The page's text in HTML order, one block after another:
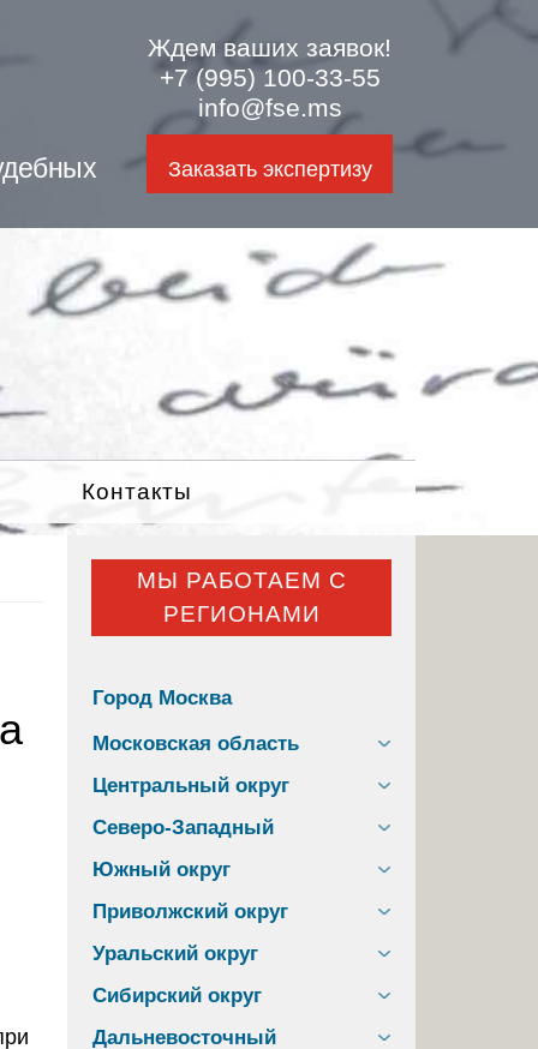
Ждем ваших заявок!
+7 (995) 100-33-55
info@fse.ms
Заказать экспертизу
Контакты
МЫ РАБОТАЕМ С
РЕГИОНАМИ
Город Москва
Московская область
Центральный округ
Северо-Западный
Южный округ
Приволжский округ
Уральский округ
Сибирский округ
Дальневосточный